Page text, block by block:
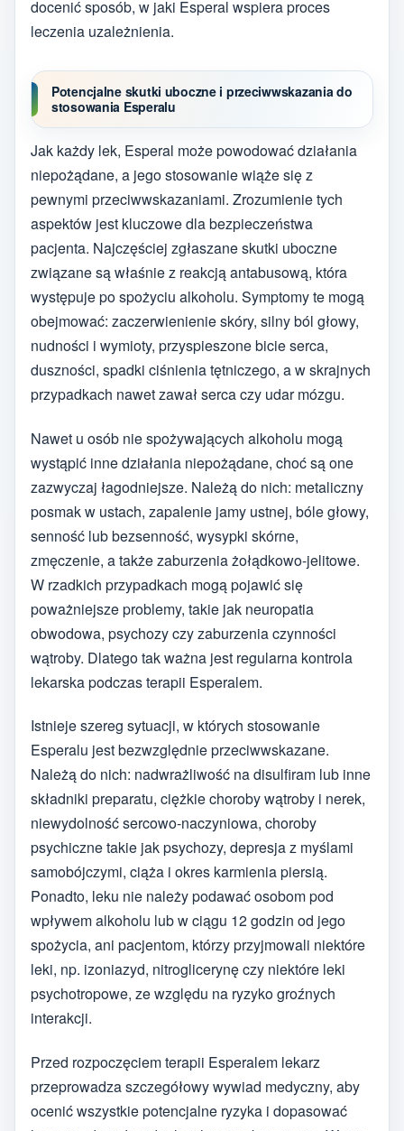
docenić sposób, w jaki Esperal wspiera proces
leczenia uzależnienia.
Potencjalne skutki uboczne i przeciwwskazania do
stosowania Esperalu
Jak każdy lek, Esperal może powodować działania
niepożądane, a jego stosowanie wiąże się z
pewnymi przeciwwskazaniami. Zrozumienie tych
aspektów jest kluczowe dla bezpieczeństwa
pacjenta. Najczęściej zgłaszane skutki uboczne
związane są właśnie z reakcją antabusową, która
występuje po spożyciu alkoholu. Symptomy te mogą
obejmować: zaczerwienienie skóry, silny ból głowy,
nudności i wymioty, przyspieszone bicie serca,
duszności, spadki ciśnienia tętniczego, a w skrajnych
przypadkach nawet zawał serca czy udar mózgu.
Nawet u osób nie spożywających alkoholu mogą
wystąpić inne działania niepożądane, choć są one
zazwyczaj łagodniejsze. Należą do nich: metaliczny
posmak w ustach, zapalenie jamy ustnej, bóle głowy,
senność lub bezsenność, wysypki skórne,
zmęczenie, a także zaburzenia żołądkowo-jelitowe.
W rzadkich przypadkach mogą pojawić się
poważniejsze problemy, takie jak neuropatia
obwodowa, psychozy czy zaburzenia czynności
wątroby. Dlatego tak ważna jest regularna kontrola
lekarska podczas terapii Esperalem.
Istnieje szereg sytuacji, w których stosowanie
Esperalu jest bezwzględnie przeciwwskazane.
Należą do nich: nadwrażliwość na disulfiram lub inne
składniki preparatu, ciężkie choroby wątroby i nerek,
niewydolność sercowo-naczyniowa, choroby
psychiczne takie jak psychozy, depresja z myślami
samobójczymi, ciąża i okres karmienia piersią.
Ponadto, leku nie należy podawać osobom pod
wpływem alkoholu lub w ciągu 12 godzin od jego
spożycia, ani pacjentom, którzy przyjmowali niektóre
leki, np. izoniazyd, nitroglicerynę czy niektóre leki
psychotropowe, ze względu na ryzyko groźnych
interakcji.
Przed rozpoczęciem terapii Esperalem lekarz
przeprowadza szczegółowy wywiad medyczny, aby
ocenić wszystkie potencjalne ryzyka i dopasować